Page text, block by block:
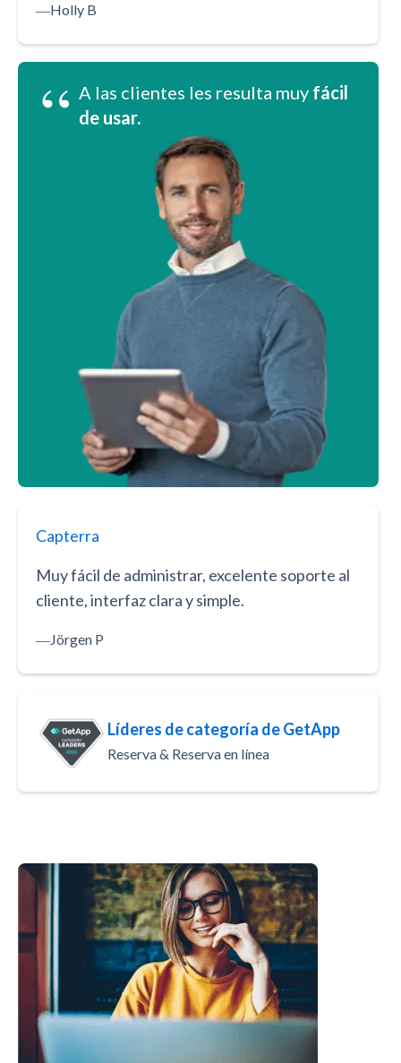
―Holly B
“ A las clientes les resulta muy fácil
de usar.
Capterra
Muy fácil de administrar, excelente soporte al
cliente, interfaz clara y simple.
―Jörgen P
Líderes de categoría de GetApp
Reserva & Reserva en línea